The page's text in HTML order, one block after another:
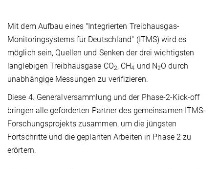
Mit dem Aufbau eines "Integrierten Treibhausgas-
Monitoringsystems für Deutschland" (ITMS) wird es
möglich sein, Quellen und Senken der drei wichtigsten
langlebigen Treibhausgase CO2, CH4 und N2O durch
unabhängige Messungen zu verifizieren.
Diese 4. Generalversammlung und der Phase-2-Kick-off
bringen alle geförderten Partner des gemeinsamen ITMS-
Forschungsprojekts zusammen, um die jüngsten
Fortschritte und die geplanten Arbeiten in Phase 2 zu
erörtern.